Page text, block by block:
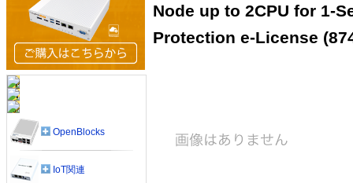
Node up to 2CPU for 1-
Protection e-License
OpenBlocks
IoT関連